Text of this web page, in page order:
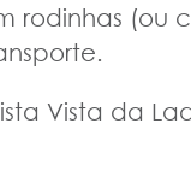
rodinhas (ou
Vista da